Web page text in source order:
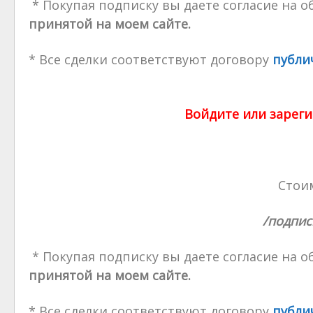
* Покупая подписку вы даете согласие на
принятой на моем сайте.
* Все сделки соответствуют договору
Войдите или
/
* Покупая подписку вы даете согласие на
принятой на моем сайте.